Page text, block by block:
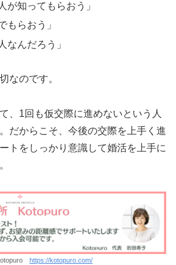
が知ってもらおう」
もらおう」
なんだろう」
なのです。
、1回も仮交際に進めないという人
だからこそ、今後の交際を上手く進
トをしっかり意識して婚活を上手に
https://kotopuro.com/